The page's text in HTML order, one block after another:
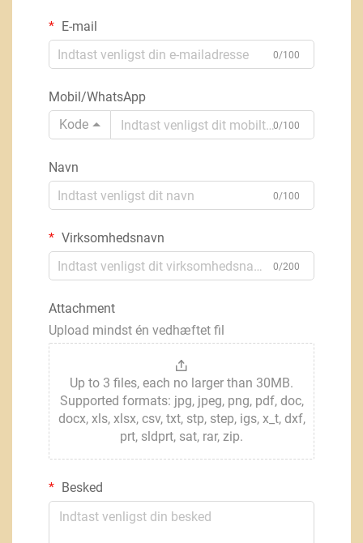
E-mail
0/100
Mobil/WhatsApp
Kode
0/100
Navn
0/100
Virksomhedsnavn
0/200
Attachment
Upload mindst én vedhæftet fil
Up to 3 files, each no larger than 30MB.
Supported formats: jpg, jpeg, png, pdf, doc,
docx, xls, xlsx, csv, txt, stp, step, igs, x_t, dxf,
prt, sldprt, sat, rar, zip.
Besked